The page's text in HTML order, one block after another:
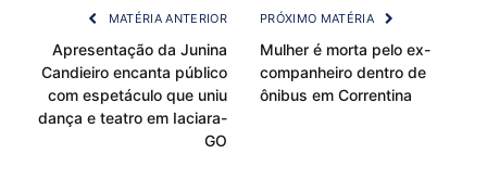
MATÉRIA ANTERIOR
Apresentação da Junina
Candieiro encanta público
com espetáculo que uniu
dança e teatro em Iaciara-
GO
PRÓXIMO MATÉRIA
Mulher é morta pelo ex-
companheiro dentro de
ônibus em Correntina